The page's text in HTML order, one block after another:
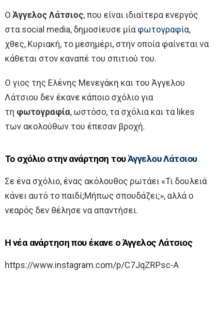
Ο Άγγελος Λάτσιος, που είναι ιδιαίτερα ενεργός
στα social media, δημοσίευσε μία φωτογραφία,
χθες, Κυριακή, το μεσημέρι, στην οποία φαίνεται να
κάθεται στον καναπέ του σπιτιού του.
Ο γιος της Ελένης Μενεγάκη και του Άγγελου
Λάτσιου δεν έκανε κάποιο σχόλιο για
τη φωτογραφία, ωστόσο, τα σχόλια και τα likes
των ακολούθων του έπεσαν βροχή.
Το σχόλιο στην ανάρτηση τουΆγγελου Λάτσιου
Σε ένα σχόλιο, ένας ακόλουθος ρωτάει «Τι δουλειά
κάνει αυτό το παιδί;Μήπως σπουδάζει;», αλλά ο
νεαρός δεν θέλησε να απαντήσει.
Η νέα ανάρτηση που έκανε ο Άγγελος Λάτσιος
https://www.instagram.com/p/C7JqZRPsc-A